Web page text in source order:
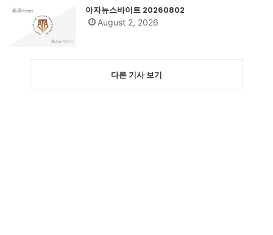
아자뉴스바이트 20260802
August 2, 2026
다른 기사 보기